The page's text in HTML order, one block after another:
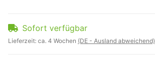
Sofort verfügbar
Lieferzeit: ca. 4 Wochen (DE - Ausland abweichend)